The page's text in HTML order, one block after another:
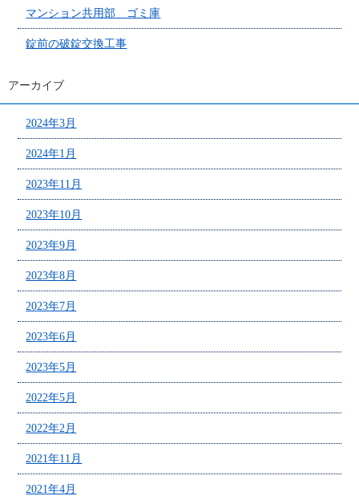
マンション共用部 ゴミ庫
錠前の破錠交換工事
アーカイブ
2024年3月
2024年1月
2023年11月
2023年10月
2023年9月
2023年8月
2023年7月
2023年6月
2023年5月
2022年5月
2022年2月
2021年11月
2021年4月